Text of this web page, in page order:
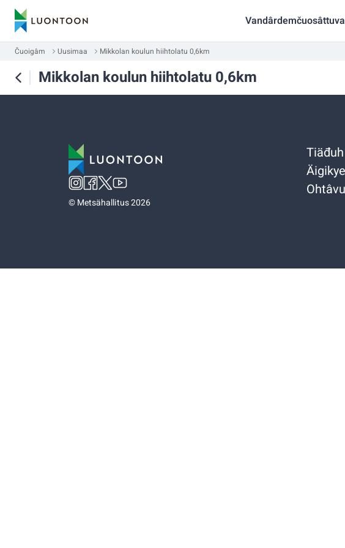
Čuoigâm Uusimaa Mikkolan koulun hiihtolatu 0,6km
Mikkolan koulun hiihtolatu 0,6km
©Metsähallitus 2026